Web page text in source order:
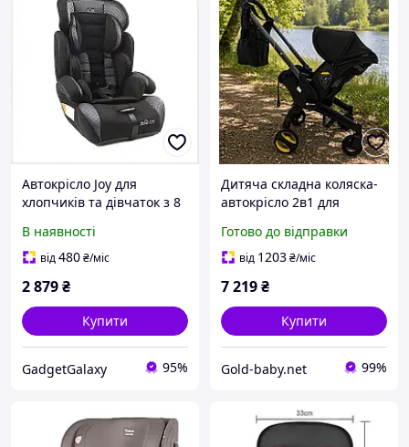
Автокрісло Joy для
хлопчиків та дівчаток з 8
підголівника 9004A0C50K
В наявності
від480₴/міс
2 879₴
Купити
GadgetGalaxy 95%
Дитяча складна коляска-
автокрісло 2в1 для
Maraton S800 black
Готово до відправки
від 1203₴/міс
7 219₴
Купити
Gold-baby.net 99%